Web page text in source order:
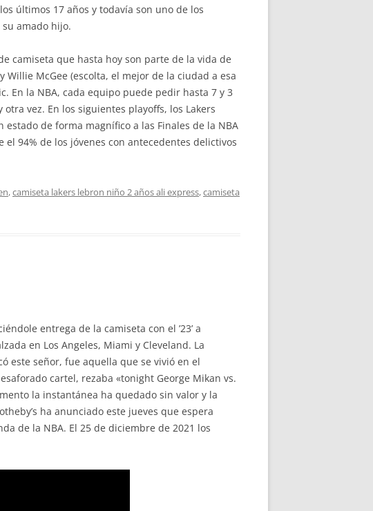
últimos 17 años y todavía son uno de los
amado hijo.
camiseta que hasta hoy son parte de la vida de
Willie McGee (escolta, el mejor de la ciudad a esa
En la NBA, cada equipo puede pedir hasta 7 y 3
vez. En los siguientes playoffs, los Lakers
de forma magnífico a las Finales de la NBA
94% de los jóvenes con antecedentes delictivos
,camiseta lakers lebron niño 2 años ali express,camiseta
entrega de la camiseta con el ’23’ a
en Los Angeles, Miami y Cleveland. La
este señor, fue aquella que se vivió en el
cartel, rezaba «tonight George Mikan vs.
la instantánea ha quedado sin valor y la
ha anunciado este jueves que espera
de la NBA. El 25 de diciembre de 2021 los